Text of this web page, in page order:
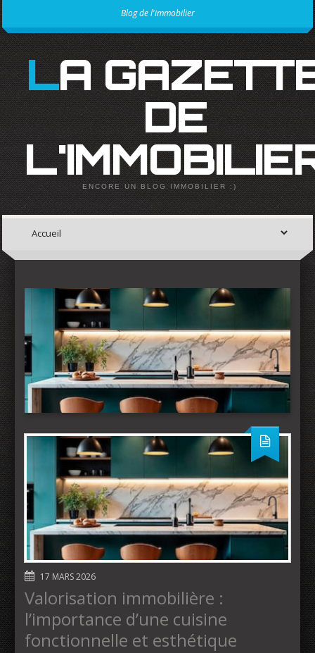
Blog de l'immobilier
LA GAZETTE
DE
ENCORE UN BLOG IMMOBILIER :)
17 MARS 2026
Valorisation immobilière :
l’importance d’une cuisine
fonctionnelle et esthétique